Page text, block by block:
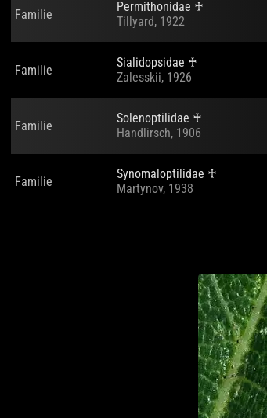
Familie
Permithonidae ♰
Tillyard, 1922
Familie
Sialidopsidae ♰
Zalesskii, 1926
Familie
Solenoptilidae ♰
Handlirsch, 1906
Familie
Synomaloptilidae ♰
Martynov, 1938